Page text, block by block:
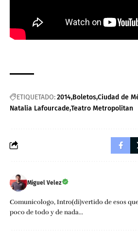
ETIQUETADO:2014 BoletosCiudad de
Natalia LafourcadeTeatro Metropolitan
Miguel Velez
Comunicologo, Intro(di)vertido de esos
poco de todo y de nada...